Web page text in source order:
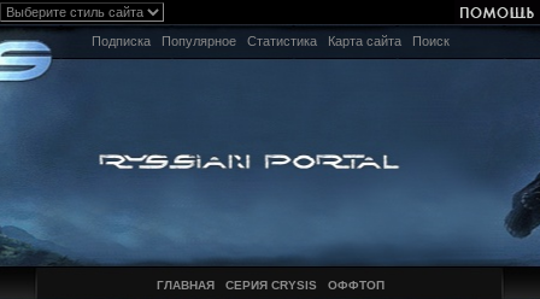
Подписка Популярное Статистика Карта сайта Поиск
ГЛАВНАЯ СЕРИЯ CRYSIS ОФФТОП